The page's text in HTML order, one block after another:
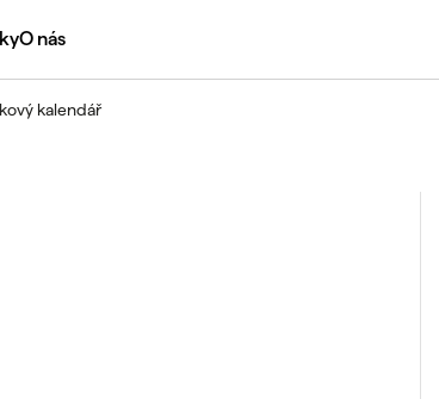
O nás
kalendář